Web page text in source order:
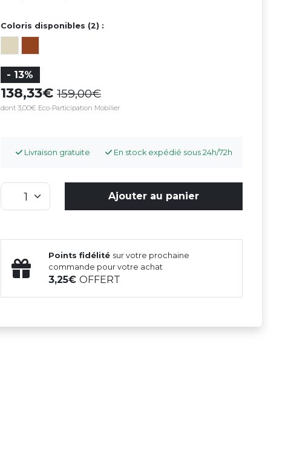
Coloris disponibles (2) :
- 13%
138,33 159,00
dont 3,00€ Eco-Participation Mobilier
Livraison gratuite En stock expédié sous 24h/72h
Ajouter au panier
Points fidélité sur votre prochaine
commande pour votre achat
3,25OFFERT